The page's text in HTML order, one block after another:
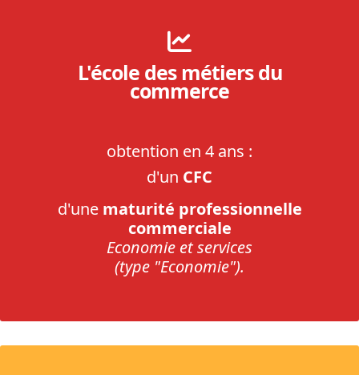
L'école des métiers du
commerce
obtention en 4 ans :
d'un CFC
d'une maturité professionnelle
commerciale
Economie et services
(type "Economie").